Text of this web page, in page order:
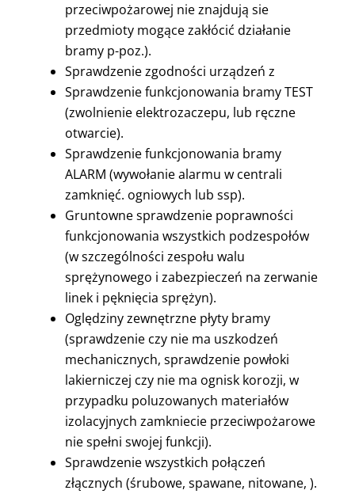
przeciwpożarowej nie znajdują sie
przedmioty mogące zakłócić działanie
bramy p-poz.).
Sprawdzenie zgodności urządzeń z
Sprawdzenie funkcjonowania bramy TEST
(zwolnienie elektrozaczepu, lub ręczne
otwarcie).
Sprawdzenie funkcjonowania bramy
ALARM (wywołanie alarmu w centrali
zamknięć. ogniowych lub ssp).
Gruntowne sprawdzenie poprawności
funkcjonowania wszystkich podzespołów
(w szczególności zespołu walu
sprężynowego i zabezpieczeń na zerwanie
linek i pęknięcia sprężyn).
Oględziny zewnętrzne płyty bramy
(sprawdzenie czy nie ma uszkodzeń
mechanicznych, sprawdzenie powłoki
lakierniczej czy nie ma ognisk korozji, w
przypadku poluzowanych materiałów
izolacyjnych zamkniecie przeciwpożarowe
nie spełni swojej funkcji).
Sprawdzenie wszystkich połączeń
złącznych (śrubowe, spawane, nitowane, ).